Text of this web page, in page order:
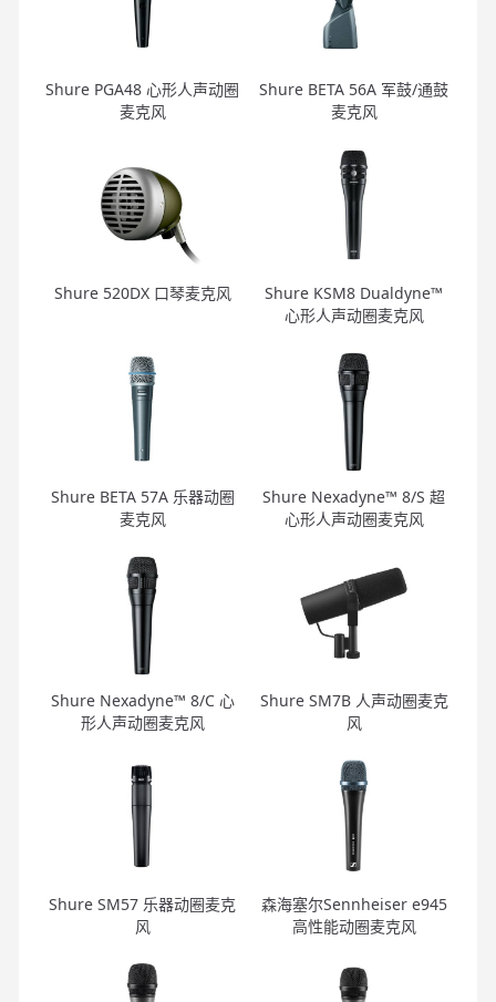
Shure PGA48 心形人声动圈
麦克风
Shure BETA 56A 军鼓/通鼓
麦克风
Shure 520DX 口琴麦克风
Shure KSM8 Dualdyne™
心形人声动圈麦克风
Shure BETA 57A 乐器动圈
麦克风
Shure Nexadyne™ 8/S 超
心形人声动圈麦克风
Shure Nexadyne™ 8/C 心
形人声动圈麦克风
Shure SM7B 人声动圈麦克
风
Shure SM57 乐器动圈麦克
风
森海塞尔Sennheiser e945
高性能动圈麦克风